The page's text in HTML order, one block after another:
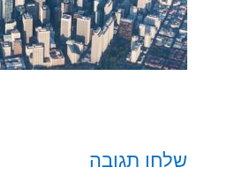
שלחו תגובה